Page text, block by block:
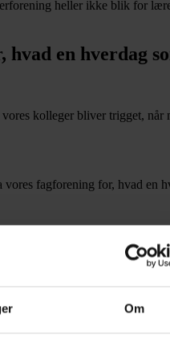
Om
heller ikke blik for
hvad en hverdag
kolleger bliver trigget, når
fagforening for, hvad en
til, sådan som man